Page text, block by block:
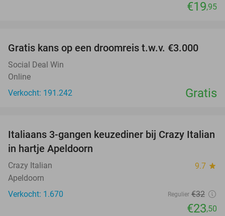
€19,95
Gratis kans op een droomreis t.w.v. €3.000
Social Deal Win
Online
Verkocht: 191.242
Gratis
27%
Italiaans 3-gangen keuzediner bij Crazy Italian
in hartje Apeldoorn
Crazy Italian 9.7 star
Apeldoorn
Verkocht: 1.670
Regulier €32
€23,50